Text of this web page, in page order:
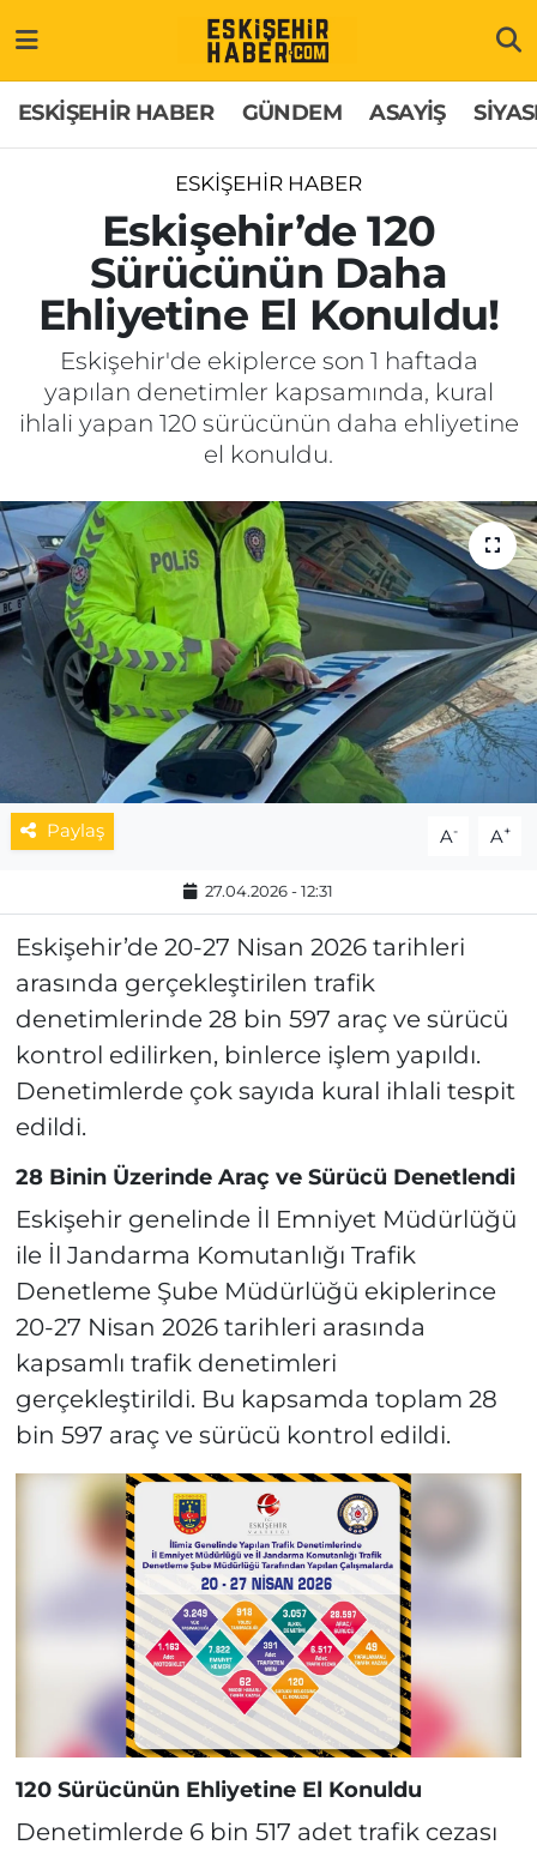
ESKİŞEHİR HABER GÜNDEM ASAYİŞ
ESKİŞEHİR HABER
Eskişehir’de 120
Sürücünün Daha
Ehliyetine El Konuldu!
Eskişehir'de ekiplerce son 1 haftada
yapılan denetimler kapsamında, kural
ihlali yapan 120 sürücünün daha ehliyetine
el konuldu.
Paylaş A- A+
27.04.2026 - 12:31
Eskişehir’de 20-27 Nisan 2026 tarihleri
arasında gerçekleştirilen trafik
denetimlerinde 28 bin 597 araç ve sürücü
kontrol edilirken, binlerce işlem yapıldı.
Denetimlerde çok sayıda kural ihlali tespit
edildi.
28 Binin Üzerinde Araç ve Sürücü Denetlendi
Eskişehir genelinde İl Emniyet Müdürlüğü
ile İl Jandarma Komutanlığı Trafik
Denetleme Şube Müdürlüğü ekiplerince
20-27 Nisan 2026 tarihleri arasında
kapsamlı trafik denetimleri
gerçekleştirildi. Bu kapsamda toplam 28
bin 597 araç ve sürücü kontrol edildi.
120 Sürücünün Ehliyetine El Konuldu
Denetimlerde 6 bin 517 adet trafik cezası
GÜNDEM
ASAYİŞ
SİYASET
EKONOMİ
SAĞLIK
SPOR
MAGAZİN
ESKİŞEHİRSPOR
Hakkımızda
İletişim
Künye
Odunpazarı Trafik Yoğunluk Haritası
Süper Lig Puan Durumu ve Fikstür
Tüm Manşetler
Son Dakika Haberleri
Haber Arşivi